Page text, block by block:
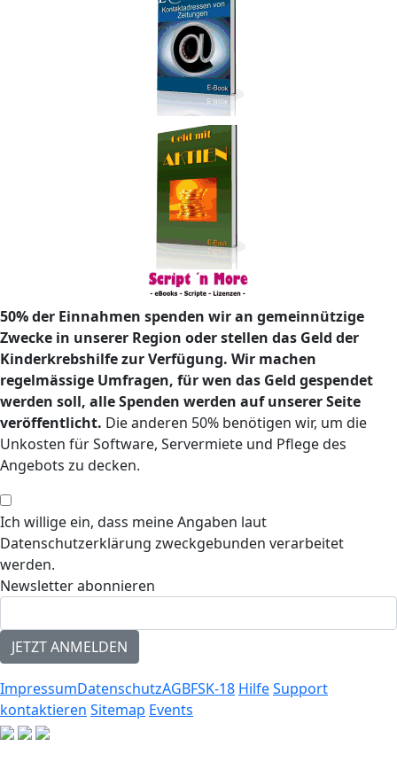
50% der Einnahmen spenden wir an gemeinnützige
Zwecke in unserer Region oder stellen das Geld der
Kinderkrebshilfe zur Verfügung. Wir machen
regelmässige Umfragen, für wen das Geld gespendet
werden soll, alle Spenden werden auf unserer Seite
veröffentlicht. Die anderen 50% benötigen wir, um die
Unkosten für Software, Servermiete und Pflege des
Angebots zu decken.
Ich willige ein, dass meine Angaben laut
Datenschutzerklärung zweckgebunden verarbeitet
werden.
Newsletter abonnieren
ImpressumDatenschutzAGBFSK-18 HilfeSupport
kontaktieren Sitemap Events